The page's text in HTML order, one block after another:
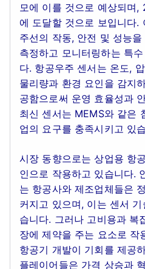
모에 이를 것으로 예상되며
에 도달할 것으로 보입니다.
주선의 작동, 안전 및 성능
측정하고 모니터링하는 특
다. 항공우주 센서는 온도,
물리량과 환경 요인을 감지
공함으로써 운영 효율성과
최신 센서는 MEMS와 같은
업의 요구를 충족시키고 있
시장 동향으로는 상업용 항
인으로 작용하고 있습니다.
는 항공사와 제조업체들은
커지고 있으며, 이는 센서
습니다. 그러나 고비용과 복
장에 제약을 주는 요소로 작
항공기 개발이 기회를 제공
플레이어들은 가격 상승과